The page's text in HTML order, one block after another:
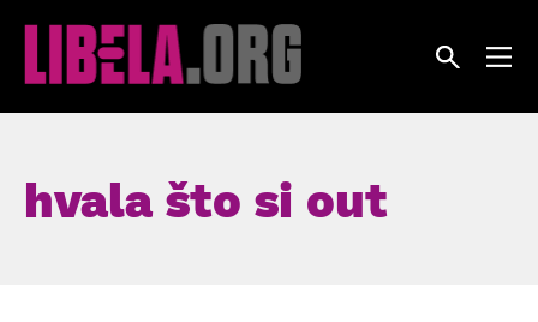
hvala što si out